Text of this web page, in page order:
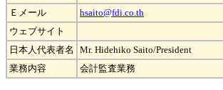
Ｅメール
hsaito@fdi.co.th
ウェブサイト
日本人代表者名
Mr. Hidehiko Saito/President
業務内容
会計監査業務